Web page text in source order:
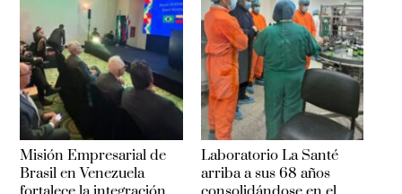
Misión Empresarial de
Brasil en Venezuela
Laboratorio La Santé
arriba a sus 68 años